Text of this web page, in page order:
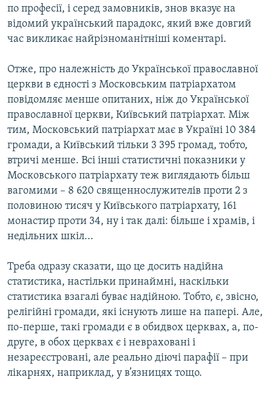
по професії, і серед замовників, знов вказує на
відомий український парадокс, який вже довгий
час викликає найрізноманітніші коментарі.
Отже, про належність до Української православної
церкви в єдності з Московським патріархатом
повідомляє менше опитаних, ніж до Української
православної церкви, Київський патріархат. Між
тим, Московський патріархат має в Україні 10 384
громади, а Київський тільки 3 395 громад, тобто,
втричі менше. Всі інші статистичні показники у
Московського патріархату теж виглядають більш
вагомими – 8 620 священнослужителів проти 2 з
половиною тисяч у Київського патріархату, 161
монастир проти 34, ну і так далі: більше і храмів, і
недільних шкіл...
Треба одразу сказати, що це досить надійна
статистика, настільки принаймні, наскільки
статистика взагалі буває надійною. Тобто, є, звісно,
релігійні громади, які існують лише на папері. Але,
по-перше, такі громади є в обидвох церквах, а, по-
друге, в обох церквах є і невраховані і
незареєстровані, але реально діючі парафії – при
лікарнях, наприклад, у в’язницях тощо.